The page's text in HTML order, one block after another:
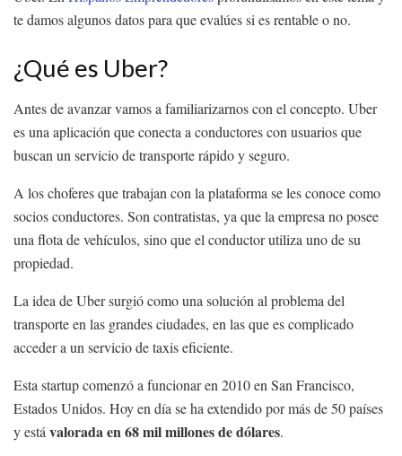
te damos algunos datos para que evalúes si es rentable o no.
¿Qué es Uber?
Antes de avanzar vamos a familiarizarnos con el concepto. Uber
es una aplicación que conecta a conductores con usuarios que
buscan un servicio de transporte rápido y seguro.
A los choferes que trabajan con la plataforma se les conoce como
socios conductores. Son contratistas, ya que la empresa no posee
una flota de vehículos, sino que el conductor utiliza uno de su
propiedad.
La idea de Uber surgió como una solución al problema del
transporte en las grandes ciudades, en las que es complicado
acceder a un servicio de taxis eficiente.
Esta startup comenzó a funcionar en 2010 en San Francisco,
Estados Unidos. Hoy en día se ha extendido por más de 50 países
y está valorada en 68 mil millones de dólares.